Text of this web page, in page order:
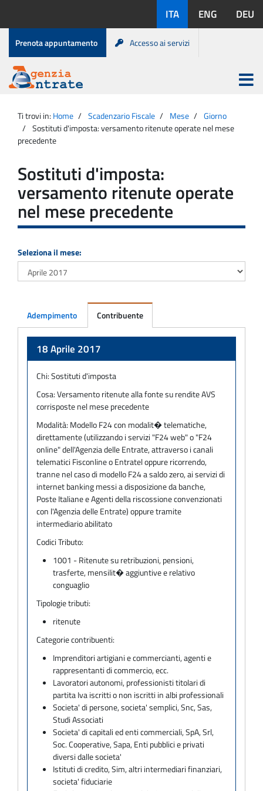
contenuto
disponibili:
ITA ENG DEU
Menu
di
servizio
Prenota appuntamento Accesso ai servizi
Agenzia
Entrate
Apri
menu
principale
Ti trovi in: Home Scadenzario Fiscale Mese
Giorno
Sostituti d'imposta: versamento ritenute operate nel mese
precedente
Sostituti d'imposta:
versamento ritenute operate
nel mese precedente
Seleziona il mese:
Adempimento Contribuente
18 Aprile 2017
Chi:Sostituti d'imposta
Cosa:Versamento ritenute alla fonte su rendite AVS
corrisposte nel mese precedente
Modalità: Modello F24 con modalit� telematiche,
direttamente (utilizzando i servizi "F24 web" o "F24
online" dell'Agenzia delle Entrate, attraverso i canali
telematici Fisconline o Entratel oppure ricorrendo,
tranne nel caso di modello F24 a saldo zero, ai servizi di
internet banking messi a disposizione da banche,
Poste Italiane e Agenti della riscossione convenzionati
con l'Agenzia delle Entrate) oppure tramite
intermediario abilitato
Codici Tributo:
1001 - Ritenute su retribuzioni, pensioni,
trasferte, mensilit� aggiuntive e relativo
conguaglio
Tipologie tributi:
ritenute
Categorie contribuenti:
Imprenditori artigiani e commercianti, agenti e
rappresentanti di commercio, ecc.
Lavoratori autonomi, professionisti titolari di
partita Iva iscritti o non iscritti in albi professionali
Societa' di persone, societa' semplici, Snc, Sas,
Studi Associati
Societa' di capitali ed enti commerciali, SpA, Srl,
Soc. Cooperative, Sapa, Enti pubblici e privati
diversi dalle societa'
Istituti di credito, Sim, altri intermediari finanziari,
societa' fiduciarie